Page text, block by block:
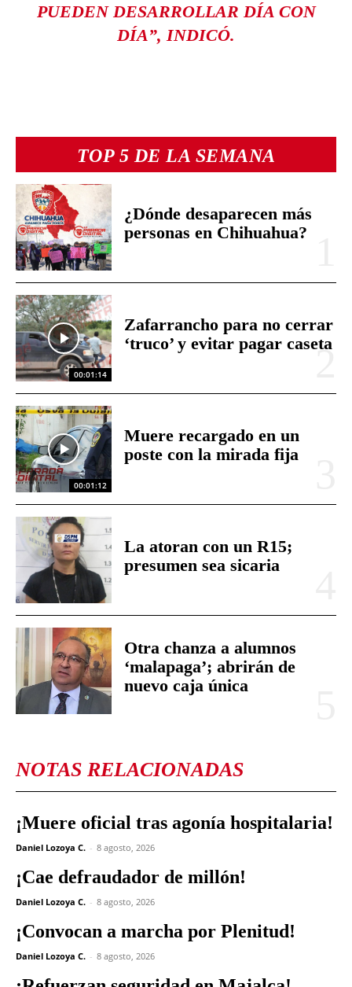
TOP 5 DE LA SEMANA
¿Dónde desaparecen más
personas en Chihuahua?
00:01:14
Zafarrancho para no cerrar
‘truco’ y evitar pagar caseta
00:01:12
Muere recargado en un
poste con la mirada fija
La atoran con un R15;
presumen sea sicaria
Otra chanza a alumnos
‘malapaga’; abrirán de
nuevo caja única
NOTAS RELACIONADAS
¡Muere oficial tras agonía hospitalaria!
Daniel Lozoya C. - 8 agosto, 2026
¡Cae defraudador de millón!
Daniel Lozoya C. - 8 agosto, 2026
¡Convocan a marcha por Plenitud!
Daniel Lozoya C. - 8 agosto, 2026
PUEDEN DESARROLLAR DÍA CON
DÍA”, INDICÓ.